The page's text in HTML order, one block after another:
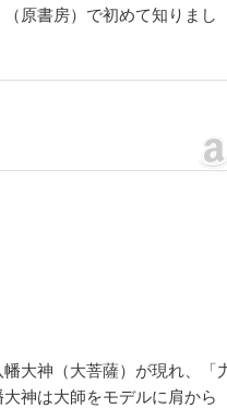
原書房）で初めて知りまし
大神（大菩薩）が現れ、「
神は大師をモデルに肩から